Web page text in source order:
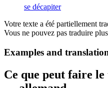
se décapiter
Votre texte a été partiellement
Vous ne pouvez pas traduire
Examples and
Ce que peut faire